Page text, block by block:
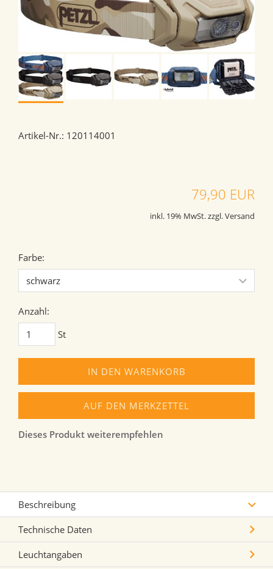
Artikel-Nr.: 120114001
79,90 EUR
inkl. 19% MwSt. zzgl. Versand
Farbe:
Anzahl:
St
IN DEN WARENKORB
AUF DEN MERKZETTEL
Dieses Produkt weiterempfehlen
Beschreibung
Technische Daten
Leuchtangaben